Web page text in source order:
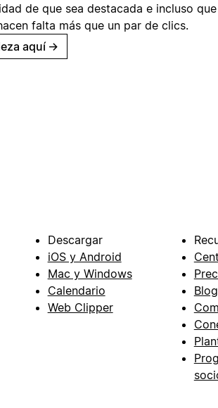
de que sea destacada e incluso
falta más que un par de clics.
aquí →
Descargar
iOS y Android
Mac y Windows
Calendario
Web Clipper
Blog